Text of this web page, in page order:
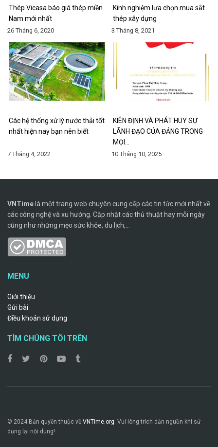
Thép Vicasa báo giá thép miền
Nam mới nhất
26 Tháng 6, 2020
Kinh nghiệm lựa chọn mua sắt
thép xây dựng
3 Tháng 8, 2021
Các hệ thống xử lý nước thải tốt
nhất hiện nay bạn nên biết
7 Tháng 4, 2022
KIÊN ĐỊNH VÀ PHÁT HUY SỰ
LÃNH ĐẠO CỦA ĐẢNG TRONG
MỌI…
10 Tháng 10, 2025
VNTime là một trang web chuyên cung cấp các tin tức mới nhất về
các công nghệ và xu hướng. Cập nhật các thủ thuật hay mỗi ngày
cũng như những mẹo sức khỏe, du lịch,...
MENU
Giới thiệu
Gửi bài
Điều khoản sử dụng
TÌM CHÚNG TÔI TRÊN
© 2024 Bản quyền thuộc về VNTime.org. Vui lòng trích dẫn nguồn khi sử
dụng lại nội dung!